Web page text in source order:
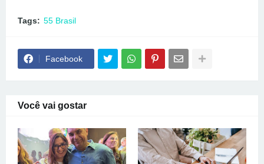
Tags: 55 Brasil
Facebook
Você vai gostar